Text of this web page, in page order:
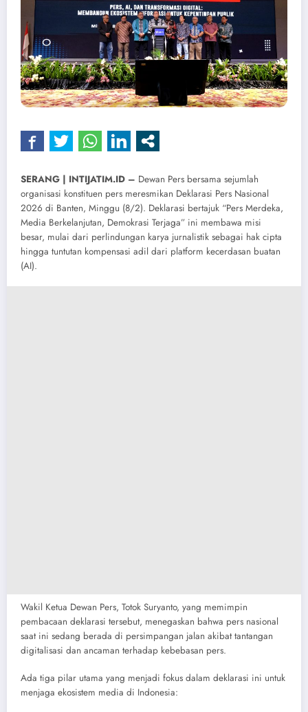
SERANG | INTIJATIM.ID – Dewan Pers bersama sejumlah
organisasi konstituen pers meresmikan Deklarasi Pers Nasional
2026 di Banten, Minggu (8/2). Deklarasi bertajuk “Pers Merdeka,
Media Berkelanjutan, Demokrasi Terjaga” ini membawa misi
besar, mulai dari perlindungan karya jurnalistik sebagai hak cipta
hingga tuntutan kompensasi adil dari platform kecerdasan buatan
(AI).
Wakil Ketua Dewan Pers, Totok Suryanto, yang memimpin
pembacaan deklarasi tersebut, menegaskan bahwa pers nasional
saat ini sedang berada di persimpangan jalan akibat tantangan
digitalisasi dan ancaman terhadap kebebasan pers.
​Ada tiga pilar utama yang menjadi fokus dalam deklarasi ini untuk
menjaga ekosistem media di Indonesia: